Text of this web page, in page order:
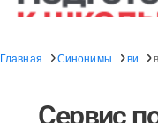
Главная Синонимы ви
Сервис